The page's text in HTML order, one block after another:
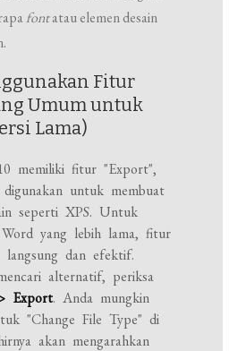
fontatau elemen desain
Fitur
Umum untuk
Lama)
memiliki fitur "Export",
untuk membuat
seperti XPS. Untuk
yang lebih lama, fitur
langsung dan efektif.
alternatif, periksa
Export. Anda mungkin
"Change File Type" di
akan mengarahkan